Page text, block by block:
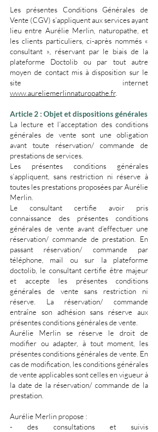
Les présentes Conditions Générales de
Vente (CGV) s’appliquent aux services ayant
lieu entre Aurélie Merlin, naturopathe, et
les clients particuliers, ci-après nommés «
consultant », réservant par le biais de la
plateforme Doctolib ou par tout autre
moyen de contact mis à disposition sur le
site internet
www.aureliemerlinnaturopathe.fr.
Article 2 : Objet et dispositions générales
La lecture et l’acceptation des conditions
générales de vente sont une obligation
avant toute réservation/ commande de
prestations de services.
Les présentes conditions générales
s’appliquent, sans restriction ni réserve à
toutes les prestations proposées par Aurélie
Merlin.
Le consultant certifie avoir pris
connaissance des présentes conditions
générales de vente avant d’effectuer une
réservation/ commande de prestation. En
passant réservation/ commande par
téléphone, mail ou sur la plateforme
doctolib, le consultant certifie être majeur
et accepte les présentes conditions
générales de vente sans restriction ni
réserve. La réservation/ commande
entraîne son adhésion sans réserve aux
présentes conditions générales de vente.
Aurélie Merlin se réserve le droit de
modifier ou adapter, à tout moment, les
présentes conditions générales de vente. En
cas de modification, les conditions générales
de vente applicables sont celles en vigueur à
la date de la réservation/ commande de la
prestation.
Aurélie Merlin propose :
- des consultations et suivis